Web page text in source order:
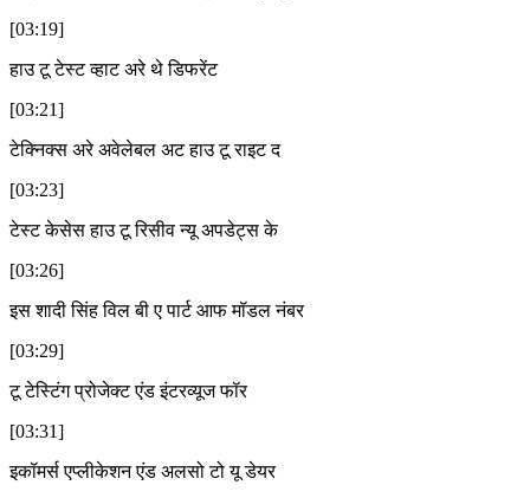
[03:19]
हाउ टू टेस्ट व्हाट अरे थे डिफरेंट
[03:21]
टेक्निक्स अरे अवेलेबल अट हाउ टू राइट द
[03:23]
टेस्ट केसेस हाउ टू रिसीव न्यू अपडेट्स के
[03:26]
इस शादी सिंह विल बी ए पार्ट आफ मॉडल नंबर
[03:29]
टू टेस्टिंग प्रोजेक्ट एंड इंटरव्यूज फॉर
[03:31]
इकॉमर्स एप्लीकेशन एंड अलसो टो यू डेयर